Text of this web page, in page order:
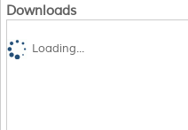
Downloads
Loading...